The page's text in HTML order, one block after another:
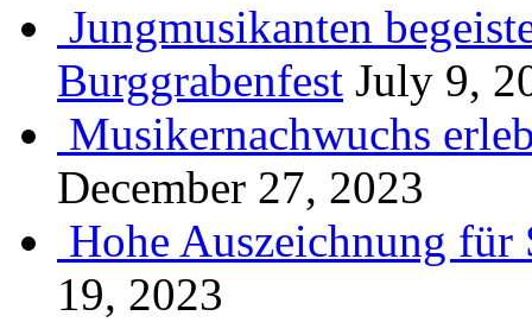
Jungmusikanten
Burggrabenfest July 9,
Musikernachwuchs
December 27, 2023
Hohe Auszeichnung für
19, 2023